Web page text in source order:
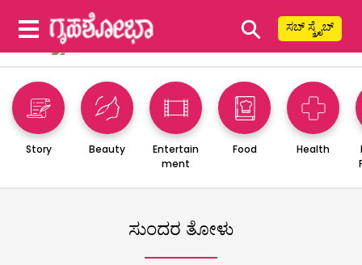
⚲ ಸಬ್ ಸ್ಕ್ರೈಬ್
Story Beauty
Entertain
ment
Food Health
ಸುಂದರ ತೋಳು